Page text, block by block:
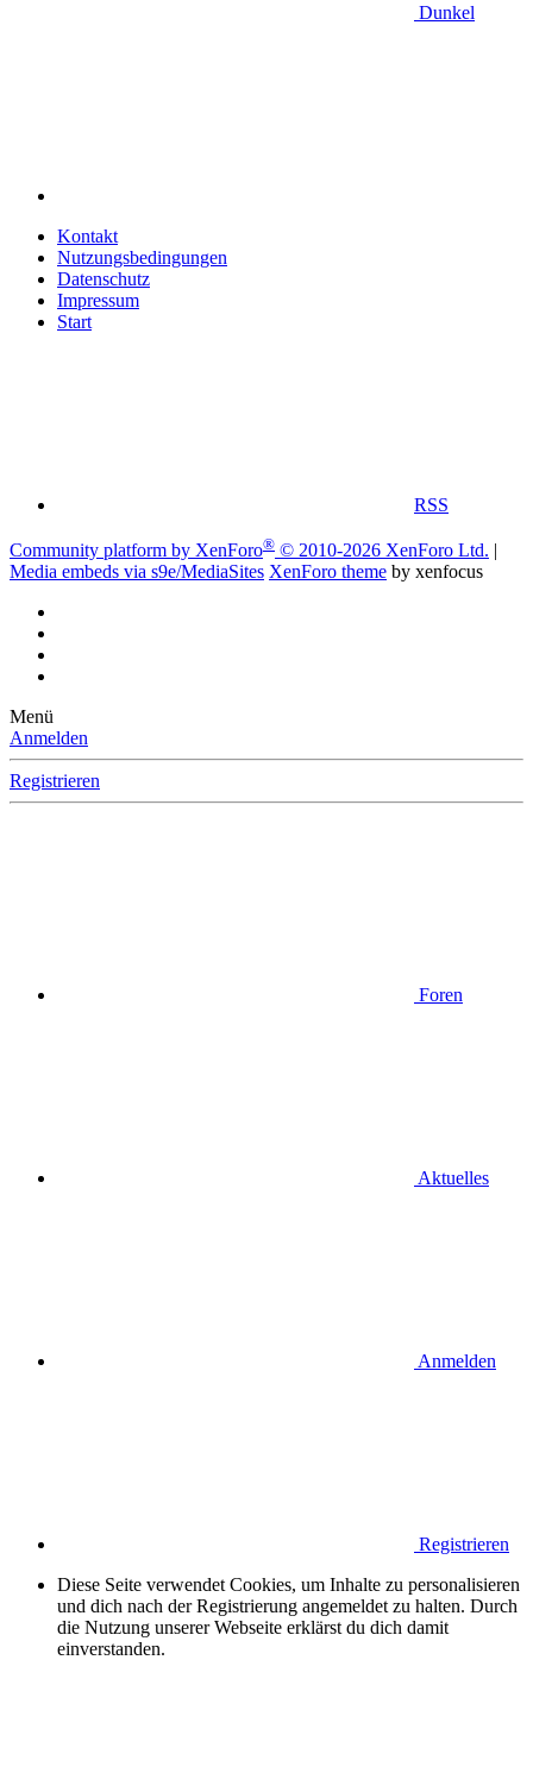
Dunkel
Kontakt
Nutzungsbedingungen
Datenschutz
Impressum
Start
RSS
Community platform by XenForo® © 2010-2026 XenForo Ltd. |
Media embeds via s9e/MediaSites XenForo theme by xenfocus
Menü
Anmelden
Registrieren
Foren
Aktuelles
Anmelden
Registrieren
Diese Seite verwendet Cookies, um Inhalte zu personalisieren
und dich nach der Registrierung angemeldet zu halten. Durch
die Nutzung unserer Webseite erklärst du dich damit
einverstanden.